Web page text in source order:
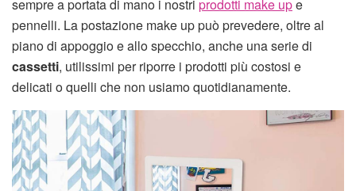
sempre a portata di mano i nostri prodotti make upe
pennelli. La postazione make up può prevedere, oltre al
piano di appoggio e allo specchio, anche una serie di
cassetti, utilissimi per riporre i prodotti più costosi e
delicati o quelli che non usiamo quotidianamente.